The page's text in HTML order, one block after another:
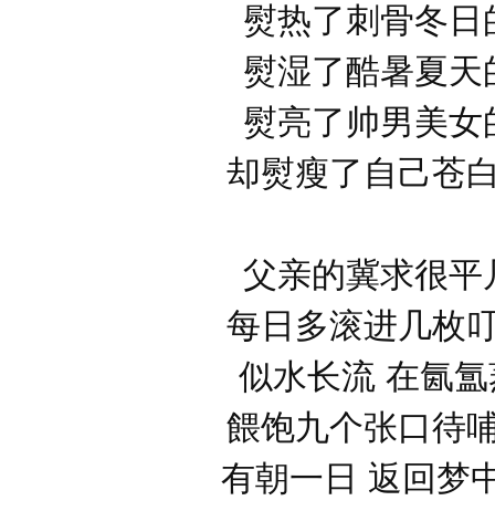
熨热了刺骨冬日
熨湿了酷暑夏天
熨亮了帅男美女
却熨瘦了自己苍
父亲的冀求很平
每日多滚进几枚
似水长流 在氤
餵饱九个张口待
有朝一日 返回梦